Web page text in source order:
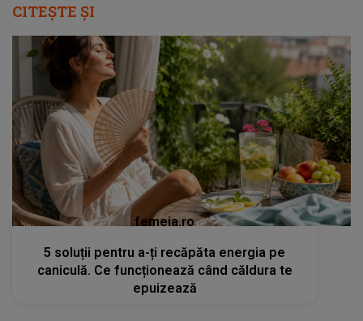
CITEȘTE ȘI
femeia.ro
5 soluții pentru a-ți recăpăta energia pe
caniculă. Ce funcționează când căldura te
epuizează